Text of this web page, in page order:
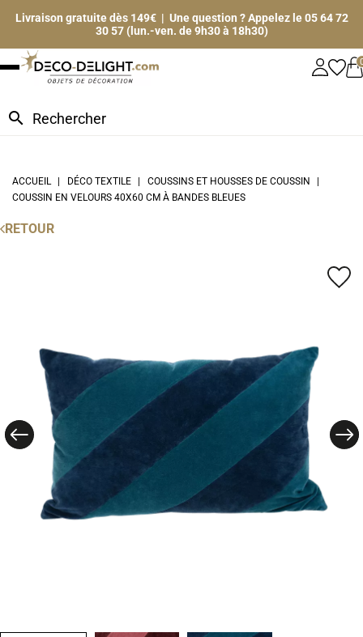
Livraison gratuite dès 149€ | Une question ? Appelez le 05 64 72
30 57 (lun.-ven. de 9h30 à 18h30)
search
ACCUEIL DÉCO TEXTILE
COUSSINS ET HOUSSES DE COUSSIN
COUSSIN EN VELOURS 40X60 CM À BANDES BLEUES
RETOUR
favorite_border